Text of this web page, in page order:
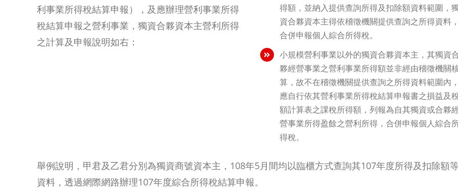
利事業所得稅結算申報），及應辦理營利事業所得
稅結算申報之營利事業，獨資合夥資本主營利所得
之計算及申報說明如右：
得額，並納入提供查詢所得及扣除額資料範圍，
資合夥資本主得依稽徵機關提供查詢之所得資料
合併申報個人綜合所得稅。
小規模營利事業以外的獨資合夥資本主，其獨資
夥經營事業之營利事業所得額並非經由稽徵機關
算，故不在稽徵機關提供查詢之所得資料範圍內
應自行依其營利事業所得稅結算申報書之損益及
額計算表之課稅所得額，列報為自其獨資或合夥
營事業所得盈餘之營利所得，合併申報個人綜合
得稅。
舉例說明，甲君及乙君分別為獨資商號資本主，108年5月間均以臨櫃方式查詢其107年度所得及扣除額
資料，透過網際網路辦理107年度綜合所得稅結算申報。